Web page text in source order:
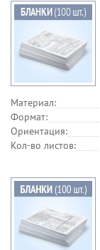
Материал:
Формат:
Ориентация:
Кол-во листов: